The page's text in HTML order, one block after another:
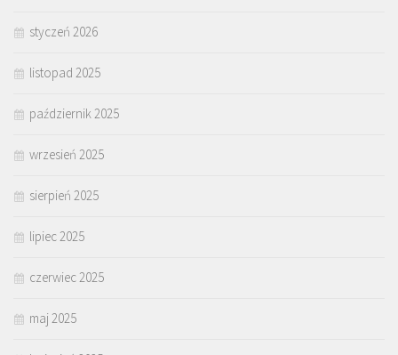
styczeń 2026
listopad 2025
październik 2025
wrzesień 2025
sierpień 2025
lipiec 2025
czerwiec 2025
maj 2025